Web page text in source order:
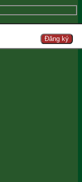
Đăng ký